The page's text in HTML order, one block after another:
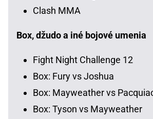
Clash MMA
Box, džudo a iné bojové umenia
Fight Night Challenge 12
Box: Fury vs Joshua
Box: Mayweather vs
Box: Tyson vs Mayweather